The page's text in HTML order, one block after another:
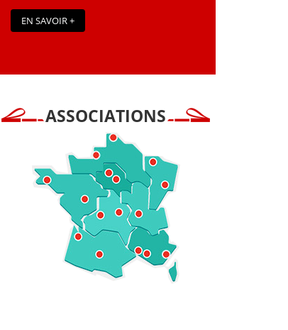
EN SAVOIR +
ASSOCIATIONS